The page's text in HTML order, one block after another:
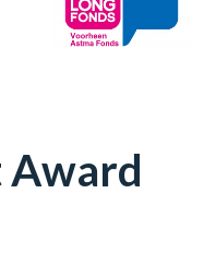
Award